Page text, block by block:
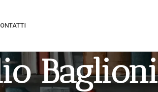
Baglioni